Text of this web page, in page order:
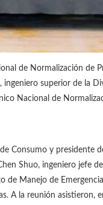
de Normalización de
superior de la
Nacional de
Consumo y presidente
Shuo, ingeniero jefe
Manejo de
A la reunión asistieron,